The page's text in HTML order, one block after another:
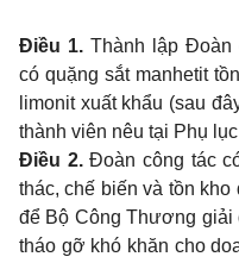
Điều 1. Thành lập Đoàn
có quặng sắt manhetit
limonit xuất khẩu (sau
thành viên nêu tại Phụ
Điều 2. Đoàn công tác
thác, chế biến và tồn
để Bộ Công Thương giải
tháo gỡ khó khăn cho